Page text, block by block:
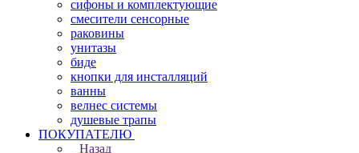
сифоны и комплектующие
смесители сенсорные
раковины
унитазы
биде
кнопки для инсталляций
ванны
велнес системы
душевые трапы
ПОКУПАТЕЛЮ
Назад